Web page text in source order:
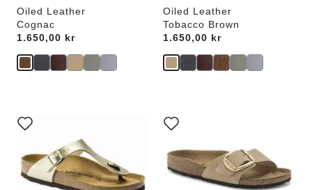
Oiled Leather
Cognac
Price:
1.650,00 kr
Oiled Leather
Tobacco Brown
Price:
1.650,00 kr
med
swatch-
vil
oppdatere
produktbildet
med
swatch-
vil
oppdatere
produktbildet